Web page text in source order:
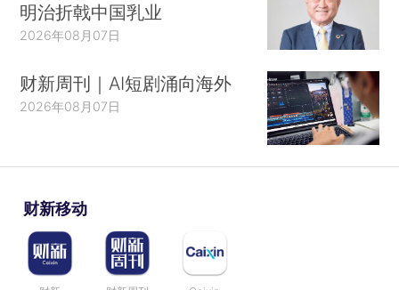
明治折戟中国乳业
2026年08月07日
财新周刊｜AI短剧涌向海外
2026年08月07日
财新移动